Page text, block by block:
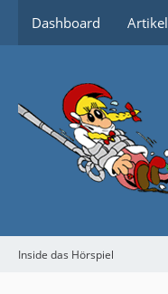
Dashboard Artikel
Inside das Hörspiel